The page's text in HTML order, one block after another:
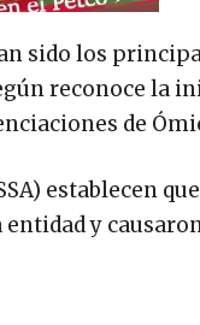
sido los
reconoce la
de
establecen
y